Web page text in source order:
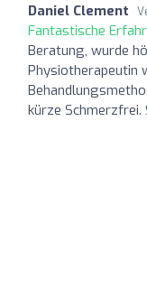
Daniel Clement
Fantastische
Beratung, wurde
Physiotherapeutin
kürze Schmerzfrei.